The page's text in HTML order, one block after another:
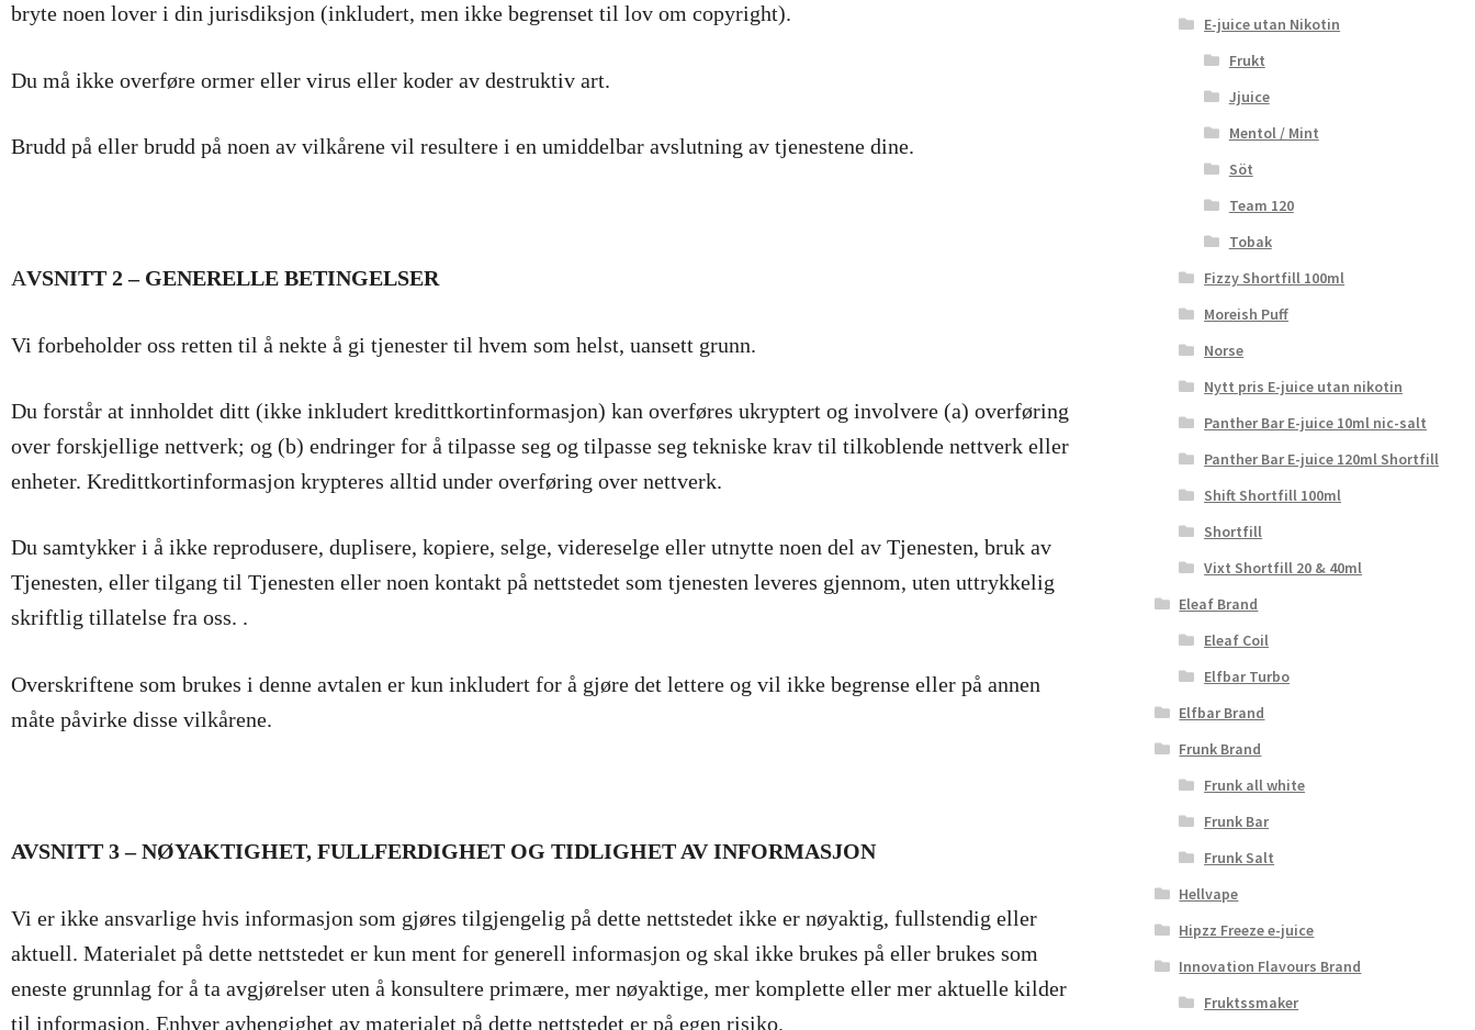
bryte noen lover i din jurisdiksjon (inkludert, men ikke begrenset til lov om copyright).
Du må ikke overføre ormer eller virus eller koder av destruktiv art.
Brudd på eller brudd på noen av vilkårene vil resultere i en umiddelbar avslutning av tjenestene dine.
AVSNITT 2 – GENERELLE BETINGELSER
Vi forbeholder oss retten til å nekte å gi tjenester til hvem som helst, uansett grunn.
Du forstår at innholdet ditt (ikke inkludert kredittkortinformasjon) kan overføres ukryptert og involvere (a) overføring
over forskjellige nettverk; og (b) endringer for å tilpasse seg og tilpasse seg tekniske krav til tilkoblende nettverk eller
enheter. Kredittkortinformasjon krypteres alltid under overføring over nettverk.
Du samtykker i å ikke reprodusere, duplisere, kopiere, selge, videreselge eller utnytte noen del av Tjenesten, bruk av
Tjenesten, eller tilgang til Tjenesten eller noen kontakt på nettstedet som tjenesten leveres gjennom, uten uttrykkelig
skriftlig tillatelse fra oss. .
Overskriftene som brukes i denne avtalen er kun inkludert for å gjøre det lettere og vil ikke begrense eller på annen
måte påvirke disse vilkårene.
AVSNITT 3 – NØYAKTIGHET, FULLFERDIGHET OG TIDLIGHET AV INFORMASJON
Vi er ikke ansvarlige hvis informasjon som gjøres tilgjengelig på dette nettstedet ikke er nøyaktig, fullstendig eller
aktuell. Materialet på dette nettstedet er kun ment for generell informasjon og skal ikke brukes på eller brukes som
eneste grunnlag for å ta avgjørelser uten å konsultere primære, mer nøyaktige, mer komplette eller mer aktuelle kilder
til informasjon. Enhver avhengighet av materialet på dette nettstedet er på egen risiko.
E-juice utan Nikotin
Frukt
Jjuice
Mentol / Mint
Söt
Team 120
Tobak
Fizzy Shortfill 100ml
Moreish Puff
Norse
Nytt pris E-juice utan nikotin
Panther Bar E-juice 10ml nic-salt
Panther Bar E-juice 120ml Shortfill
Shift Shortfill 100ml
Shortfill
Vixt Shortfill 20 & 40ml
Eleaf Brand
Eleaf Coil
Elfbar Turbo
Elfbar Brand
Frunk Brand
Frunk all white
Frunk Bar
Frunk Salt
Hellvape
Hipzz Freeze e-juice
Innovation Flavours Brand
Fruktssmaker